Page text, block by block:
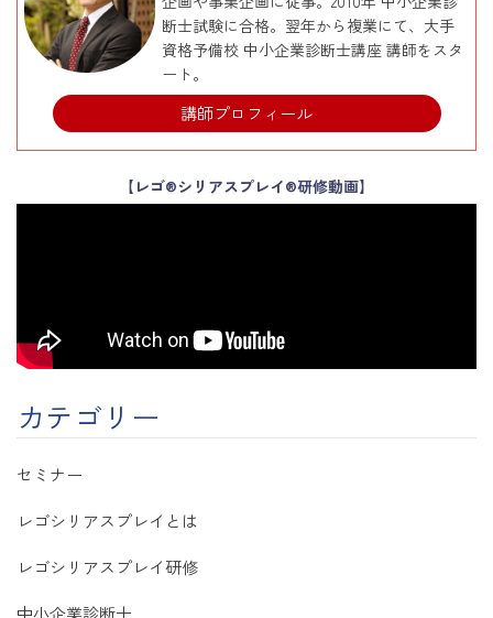
断士試験に合格。翌年から複業にて、大手
資格予備校 中小企業診断士講座 講師をスタ
ート。
講師プロフィール
【レゴ®シリアスプレイ®研修動画】
カテゴリー
セミナー
レゴシリアスプレイとは
レゴシリアスプレイ研修
中小企業診断士